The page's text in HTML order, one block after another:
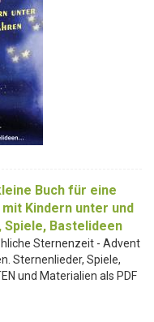
Buch für eine
Kindern unter und
Bastelideen
Sternenzeit - Advent
Sternenlieder, Spiele,
und Materialien als PDF